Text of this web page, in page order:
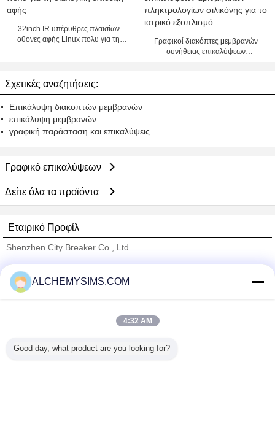
32inch IR υπέρυθρες πλαισίων
οθόνες αφής Linux πολυ για τη
Γραφικοί διακόπτες μεμβρανών
συνήθειας επικαλύψεων
Σχετικές αναζητήσεις:
Επικάλυψη διακοπτών μεμβρανών
επικάλυψη μεμβρανών
γραφική παράσταση και επικαλύψεις
Γραφικό επικαλύψεων
Δείτε όλα τα προϊόντα
Εταιρικό Προφίλ
Shenzhen City Breaker Co., Ltd.
Trust Seal
Verified Suplier
Όλα τα Προϊόντα
ALCHEMYSIMS.COM
4:32 AM
Good day, what product are you looking for?